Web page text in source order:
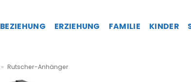
BEZIEHUNG ERZIEHUNG FAMILIE KINDER
» Rutscher-Anhänger